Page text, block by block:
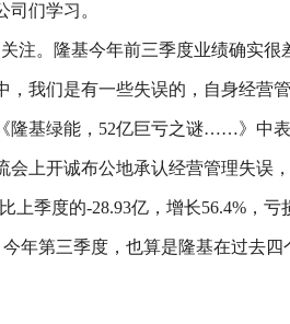
们学习。
注。隆基今年前三季度业绩确实
我们是有一些失误的，自身经营
隆基绿能，52亿巨亏之谜……》中
上开诚布公地承认经营管理失误
季度的-28.93亿，增长56.4%，
年第三季度，也算是隆基在过去四